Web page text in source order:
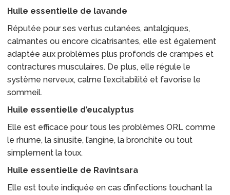
Huile essentielle de lavande
Réputée pour ses vertus cutanées, antalgiques,
calmantes ou encore cicatrisantes, elle est également
adaptée aux problèmes plus profonds de crampes et
contractures musculaires. De plus, elle régule le
système nerveux, calme l’excitabilité et favorise le
sommeil.
Huile essentielle d’eucalyptus
Elle est efficace pour tous les problèmes ORL comme
le rhume, la sinusite, l’angine, la bronchite ou tout
simplement la toux.
Huile essentielle de Ravintsara
Elle est toute indiquée en cas d’infections touchant la